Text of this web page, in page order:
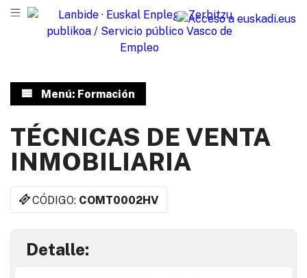
Menú: Formación
TÉCNICAS DE VENTA
INMOBILIARIA
CÓDIGO: COMT0002HV
Detalle: